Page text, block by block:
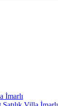
İmarlı